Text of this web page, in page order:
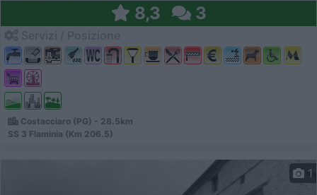
8,3 3
Costacciaro (PG) - 28.5km
SS 3 Flaminia (Km 206.5)
1